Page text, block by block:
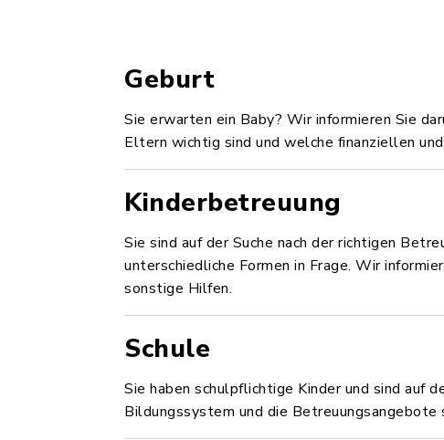
Geburt
Sie erwarten ein Baby? Wir informieren Sie
Eltern wichtig sind und welche finanziellen
Kinderbetreuung
Sie sind auf der Suche nach der richtigen
unterschiedliche Formen in Frage. Wir
sonstige Hilfen.
Schule
Sie haben schulpflichtige Kinder und sind auf
Bildungssystem und die